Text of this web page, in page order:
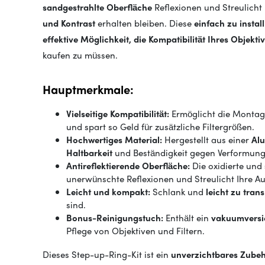
sandgestrahlte Oberfläche Reflexionen und
und Kontrasterhalten bleiben. Dieseeinfach zu
effektive Möglichkeit, die Kompatibilität Ihres
kaufen zu müssen.
Hauptmerkmale:
Vielseitige Kompatibilität: Ermöglicht die
und spart so Geld für zusätzliche Filtergrößen.
Hochwertiges Material: Hergestellt aus einer
Haltbarkeitund Beständigkeit gegen
Antireflektierende Oberfläche: Die oxidierte und
unerwünschte Reflexionen und Streulicht Ihre
Leicht und kompakt: Schlank und leicht zu
sind.
Bonus-Reinigungstuch: Enthält ein
Pflege von Objektiven und Filtern.
Dieses Step-up-Ring-Kit ist ein unverzichtbares